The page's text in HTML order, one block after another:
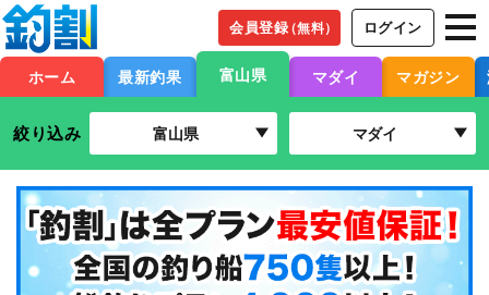
会員登録（無料） ログイン
ホーム 最新釣果 富山県 マダイ マガジン
絞り込み 富山県 マダイ